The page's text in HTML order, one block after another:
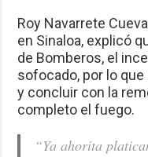
Roy Navarrete
en Sinaloa, explicó
de Bomberos, el
sofocado, por lo
y concluir con la
completo el fuego.
“Ya ahorita